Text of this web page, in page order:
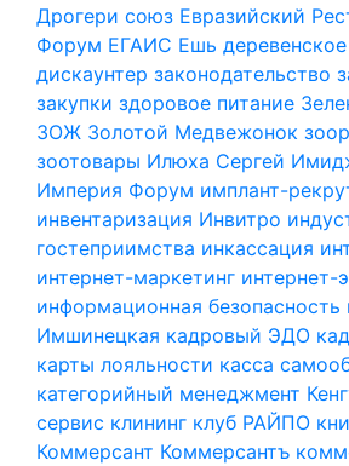
Дрогери союз Евразийский
Форум ЕГАИС Ешь деревенское
дискаунтер законодательство
закупки здоровое питание
ЗОЖ Золотой Медвежонок
зоотовары Илюха Сергей
Империя Форум имплант-
инвентаризация Инвитро
гостеприимства инкассация
интернет-маркетинг интернет-
информационная безопасность
Имшинецкая кадровый ЭДО
карты лояльности касса
категорийный менеджмент
сервис клининг клуб РАЙПО
Коммерсант Коммерсантъ